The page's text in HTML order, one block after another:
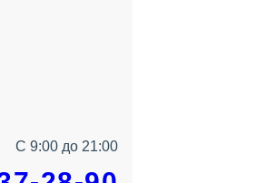
С 9:00 до 21:00